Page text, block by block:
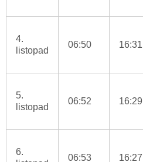
4.
listopad
06:50 16:31
5.
listopad
06:52 16:29
6.
06:53 16:27